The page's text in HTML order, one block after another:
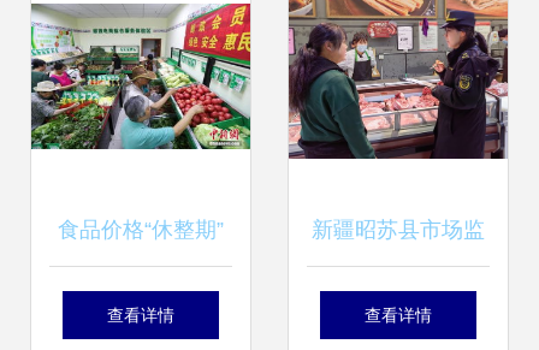
安全
食品价格“休整期”
你餐桌上的开支悄
查看详情
新疆昭苏县市场监
管局开展生鲜灯使
查看详情